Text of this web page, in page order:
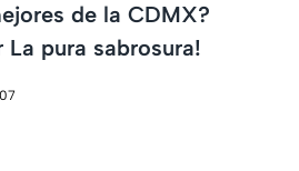
de la CDMX?
La pura sabrosura!